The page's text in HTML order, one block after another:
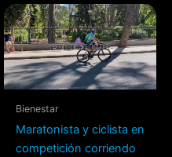
Bienestar
Maratonista y ciclista en
competición corriendo